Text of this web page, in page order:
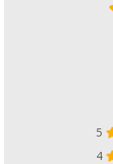
5
4